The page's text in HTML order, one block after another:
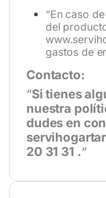
“En caso
del
gastos de
Contacto:
“Si tienes
nuestra
dudes en
20 31 31 .“